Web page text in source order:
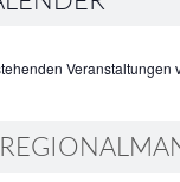
Veranstaltungen